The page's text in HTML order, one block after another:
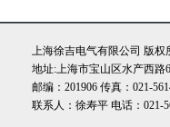
上海徐吉电气有限公司 版权
地址:上海市宝山区水产西路
邮编：201906 传真：021-
联系人：徐寿平 电话：021-